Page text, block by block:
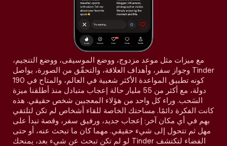
مع ميزات مثل موعد مزدوج، ووضع الموسيقى، ووضع التنجيم،
وجواز سفر، وأهداف العلاقة، والتحقّق من الصورة، يواصل Tinder
كونه تطبيق المواعدة الأكثر شعبية في العالم، والمتاح في 190
دولة، مع أكثر من 55 مليار حالة إعجاب متبادل منذ أطلقنا ميزة
السَحب. وراء كل واحد من هؤلاء المعجبين شخص حقيقي. هذه
كانت الفكرة دائمًا. مساحتك الخاصة للقاء أشخاص لم تكن لتلتقي
بهم في أي مكان آخر: إعجاب جديد، ورفيق سفر، وقصة تبدأ على
مهل ثم تتحول إلى شيء حقيقي. مهما كان ما تبحث عنه، أو حتى
لو لم تكن تبحث عن شيء بعد، يمنحك Tinder الفضاء لتكتشف